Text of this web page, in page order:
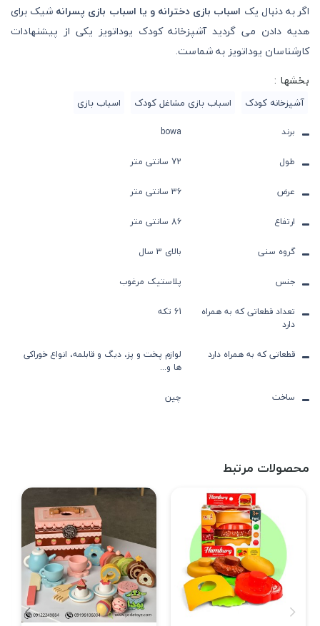
اگر به دنبال یک اسباب بازی دخترانه و یا اسباب بازی پسرانه شیک برای
هدیه دادن می گردید آشپزخانه کودک یوداتویز یکی از پیشنهادات
کارشناسان یوداتویز به شماست.
بخشها :
آشپزخانه کودک اسباب بازی مشاغل کودک اسباب بازی
برند
bowa
طول
72 سانتی متر
عرض
36 سانتی متر
ارتفاع
86 سانتی متر
گروه سنی
بالای 3 سال
جنس
پلاستیک مرغوب
تعداد قطعاتی که به همراه
دارد
61 تکه
قطعاتی که به همراه دارد
لوازم پخت و پز، دیگ و قابلمه، انواع خوراکی
ها و...
ساخت
چین
محصولات مرتبط